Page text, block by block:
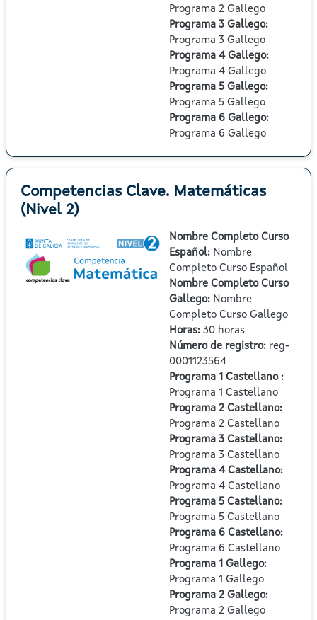
Programa 2 Gallego
Programa 3 Gallego:
Programa 3 Gallego
Programa 4 Gallego:
Programa 4 Gallego
Programa 5 Gallego:
Programa 5 Gallego
Programa 6 Gallego:
Programa 6 Gallego
Competencias Clave. Matemáticas
(Nivel 2)
Nombre Completo Curso
Español: Nombre
Completo Curso Español
Nombre Completo Curso
Gallego: Nombre
Completo Curso Gallego
Horas: 30 horas
Número de registro: reg-
0001123564
Programa 1 Castellano :
Programa 1 Castellano
Programa 2 Castellano:
Programa 2 Castellano
Programa 3 Castellano:
Programa 3 Castellano
Programa 4 Castellano:
Programa 4 Castellano
Programa 5 Castellano:
Programa 5 Castellano
Programa 6 Castellano:
Programa 6 Castellano
Programa 1 Gallego:
Programa 1 Gallego
Programa 2 Gallego:
Programa 2 Gallego